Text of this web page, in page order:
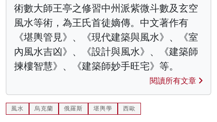
術數大師王亭之修習中州派紫微斗數及玄空
風水等術，為王氏首徒嫡傳。中文著作有
《堪輿管見》、《現代建築與風水》、《室
內風水吉凶》、《設計與風水》、《建築師
揀樓智慧》、《建築師妙手旺宅》等。
閱讀所有文章
風水 烏克蘭 俄羅斯 堪輿學 西歐